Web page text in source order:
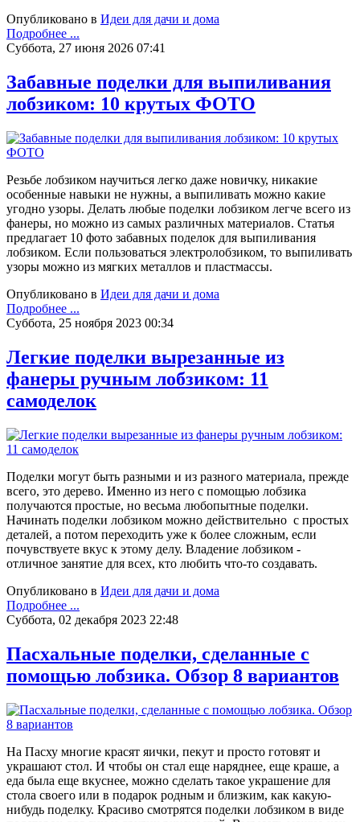
Опубликовано в Идеи для дачи и дома
Подробнее ...
Суббота, 27 июня 2026 07:41
Забавные поделки для выпиливания
лобзиком: 10 крутых ФОТО
Резьбе лобзиком научиться легко даже новичку, никакие
особенные навыки не нужны, а выпиливать можно какие
угодно узоры. Делать любые поделки лобзиком легче всего из
фанеры, но можно из самых различных материалов. Статья
предлагает 10 фото забавных поделок для выпиливания
лобзиком. Если пользоваться электролобзиком, то выпиливать
узоры можно из мягких металлов и пластмассы.
Опубликовано в Идеи для дачи и дома
Подробнее ...
Суббота, 25 ноября 2023 00:34
Легкие поделки вырезанные из
фанеры ручным лобзиком: 11
самоделок
Поделки могут быть разными и из разного материала, прежде
всего, это дерево. Именно из него с помощью лобзика
получаются простые, но весьма любопытные поделки.
Начинать поделки лобзиком можно действительно с простых
деталей, а потом переходить уже к более сложным, если
почувствуете вкус к этому делу. Владение лобзиком -
отличное занятие для всех, кто любить что-то создавать.
Опубликовано в Идеи для дачи и дома
Подробнее ...
Суббота, 02 декабря 2023 22:48
Пасхальные поделки, сделанные с
помощью лобзика. Обзор 8 вариантов
На Пасху многие красят яички, пекут и просто готовят и
украшают стол. И чтобы он стал еще наряднее, еще краше, а
еда была еще вкуснее, можно сделать такое украшение для
стола своего или в подарок родным и близким, как какую-
нибудь поделку. Красиво смотрятся поделки лобзиком в виде